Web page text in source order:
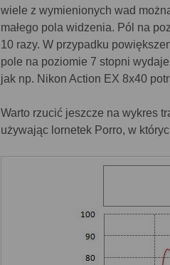
wiele z wymienionych wad
małego pola widzenia. Pól na
10 razy. W przypadku
pole na poziomie 7 stopni
jak np. Nikon Action EX 8x40
Warto rzucić jeszcze na wykres
używając lornetek Porro, w